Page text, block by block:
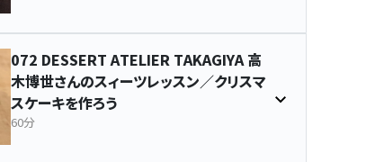
072 DESSERT ATELIER TAKAGIYA 高
木博世さんのスィーツレッスン／クリスマ
スケーキを作ろう
60分